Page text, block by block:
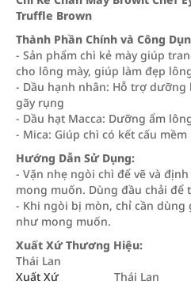
Truffle Brown
Thành Phần Chính và Công
- Sản phẩm chì kẻ mày giúp
cho lông mày, giúp làm đẹp
- Dầu hạnh nhân: Hỗ trợ dưỡng
gãy rụng
- Dầu hạt Macca: Dưỡng ẩm
- Mica: Giúp chì có kết cấu
Hướng Dẫn Sử Dụng:
- Vặn nhẹ ngòi chì để vẽ và
mong muốn. Dùng đầu chải để
- Khi ngòi bị mòn, chỉ cần dùng
như mong muốn.
Xuất Xứ Thương Hiệu:
Thái Lan
Xuất Xứ
Thái Lan